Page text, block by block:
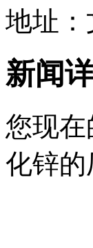
地址
新闻
您现在
化锌的